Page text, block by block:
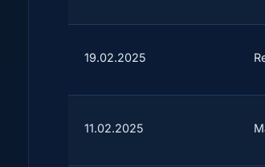
19.02.2025
11.02.2025